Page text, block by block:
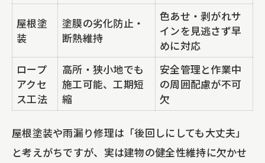
屋根塗
装
塗膜の劣化防止・
断熱維持
色あせ・剥がれサ
インを見逃さず早
めに対応
ロープ
アクセ
ス工法
高所・狭小地でも
施工可能、工期短
縮
安全管理と作業中
の周囲配慮が不可
欠
屋根塗装や雨漏り修理は「後回しにしても大丈夫」
と考えがちですが、実は建物の健全性維持に欠かせ